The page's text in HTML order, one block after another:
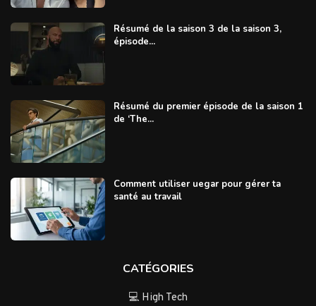
Résumé de la saison 3 de la saison 3,
épisode...
Résumé du premier épisode de la saison 1
de ‘The...
Comment utiliser uegar pour gérer ta
santé au travail
CATÉGORIES
💻 High Tech